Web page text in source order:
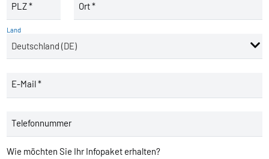
PLZ * Ort *
Land
E-Mail *
Telefonnummer
Wie möchten Sie Ihr Infopaket erhalten?